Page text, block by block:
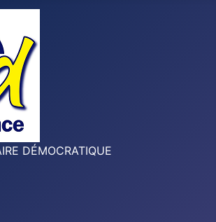
DÉMOCRATIQUE